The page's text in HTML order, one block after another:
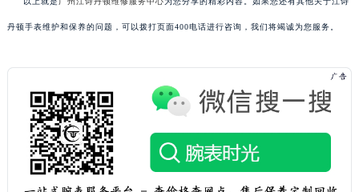
丹顿手表维护和保养的问题，可以拨打页面400电话进行咨询，我们将竭诚为您服务。